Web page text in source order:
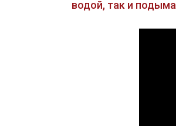
водой, так и